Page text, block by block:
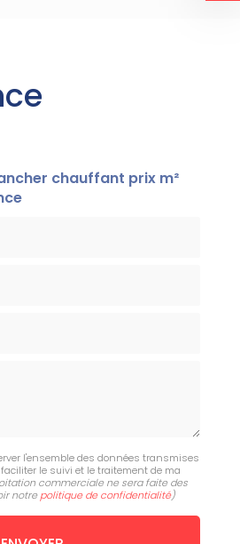
chauffant prix m²
l'ensemble des données transmises
le suivi et le traitement de ma
commerciale ne sera faite des
notre politique de confidentialité)